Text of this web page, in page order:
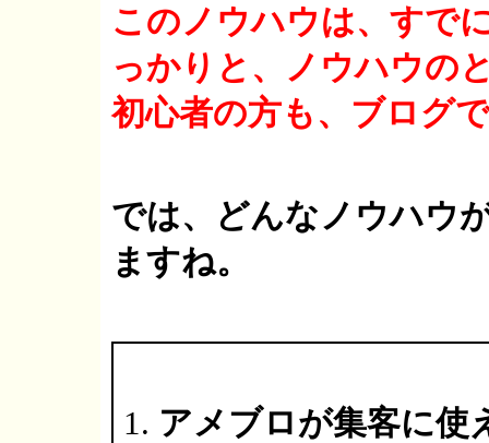
このノウハウは、すで
っかりと、ノウハウの
初心者の方も、ブログ
では、どんなノウハウ
ますね。
アメブロが集客に使